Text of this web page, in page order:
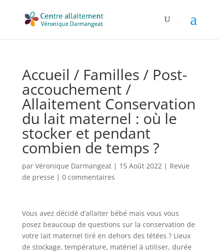
Accueil / Familles / Post-
accouchement /
Allaitement Conservation
du lait maternel : où le
stocker et pendant
combien de temps ?
par Véronique Darmangeat| 15 Août 2022| Revue
de presse | 0 commentaires
Vous avez décidé d’allaiter bébé mais vous vous
posez beaucoup de questions sur la conservation de
votre lait maternel tiré en dehors des tétées ? Lieux
de stockage, température, matériel à utiliser, durée